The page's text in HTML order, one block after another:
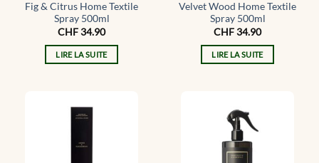
Fig & Citrus Home Textile
Spray 500ml
CHF34.90
LIRE LA SUITE
Velvet Wood Home Textile
Spray 500ml
CHF34.90
LIRE LA SUITE